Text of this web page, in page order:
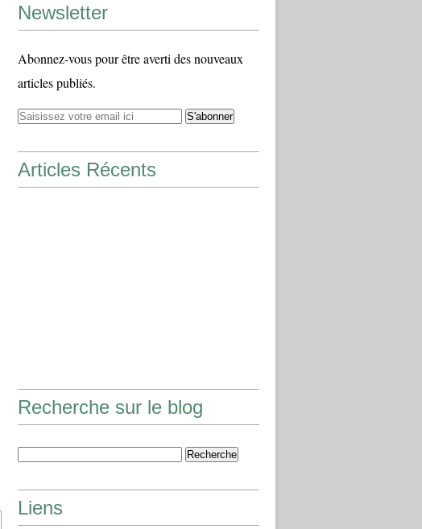
Newsletter
Abonnez-vous pour être averti des nouveaux
articles publiés.
Articles Récents
Recherche sur le blog
Liens